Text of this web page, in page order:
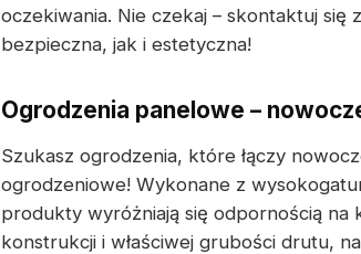
oczekiwania. Nie czekaj – skontaktuj
bezpieczna, jak i estetyczna!
Ogrodzenia panelowe –
Szukasz ogrodzenia, które łączy
ogrodzeniowe! Wykonane z
produkty wyróżniają się odpornością na
konstrukcji i właściwej grubości drutu,